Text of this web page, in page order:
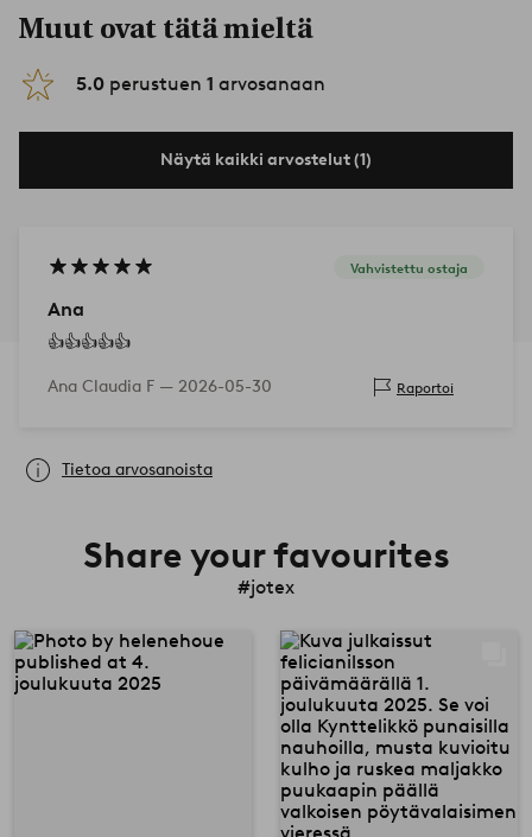
Muut ovat tätä mieltä
5.0 perustuen 1 arvosanaan
Näytä kaikki arvostelut (1)
Vahvistettu ostaja
Ana
👍👍👍👍👍
Ana Claudia F — 2026-05-30 Raportoi
Tietoa arvosanoista
Share your favourites
#jotex